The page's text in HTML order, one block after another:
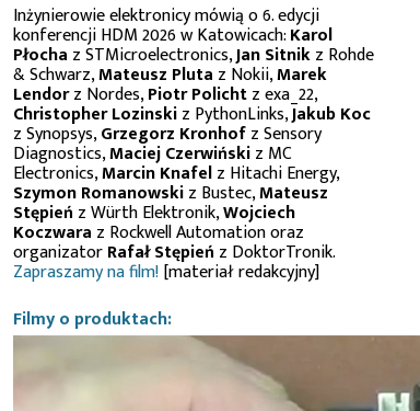
Inżynierowie elektronicy mówią o 6. edycji
konferencji HDM 2026 w Katowicach:Karol
Płocha z STMicroelectronics,Jan Sitnikz Rohde
& Schwarz,Mateusz Pluta z Nokii,Marek
Lendorz Nordes,Piotr Polichtz exa_22,
Christopher Lozinskiz PythonLinks,Jakub Koc
z Synopsys,Grzegorz Kronhofz Sensory
Diagnostics,Maciej Czerwińskiz MC
Electronics,Marcin Knafelz Hitachi Energy,
Szymon Romanowskiz Bustec,Mateusz
Stępień z Würth Elektronik,Wojciech
Koczwara z Rockwell Automation oraz
organizatorRafał Stępień z DoktorTronik.
Zapraszamy na film![materiał redakcyjny]
Filmy o produktach: